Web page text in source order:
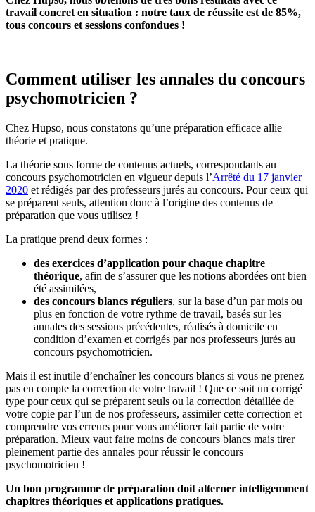
travail concret en situation : notre taux de réussite est de 85%,
tous concours et sessions confondues !
Comment utiliser les annales du concours
psychomotricien ?
Chez Hupso, nous constatons qu’une préparation efficace allie
théorie et pratique.
La théorie sous forme de contenus actuels, correspondants au
concours psychomotricien en vigueur depuis l’Arrêté du 17 janvier
2020 et rédigés par des professeurs jurés au concours. Pour ceux qui
se préparent seuls, attention donc à l’origine des contenus de
préparation que vous utilisez !
La pratique prend deux formes :
des exercices d’application pour chaque chapitre
théorique, afin de s’assurer que les notions abordées ont bien
été assimilées,
des concours blancs réguliers, sur la base d’un par mois ou
plus en fonction de votre rythme de travail, basés sur les
annales des sessions précédentes, réalisés à domicile en
condition d’examen et corrigés par nos professeurs jurés au
concours psychomotricien.
Mais il est inutile d’enchaîner les concours blancs si vous ne prenez
pas en compte la correction de votre travail ! Que ce soit un corrigé
type pour ceux qui se préparent seuls ou la correction détaillée de
votre copie par l’un de nos professeurs, assimiler cette correction et
comprendre vos erreurs pour vous améliorer fait partie de votre
préparation. Mieux vaut faire moins de concours blancs mais tirer
pleinement partie des annales pour réussir le concours
psychomotricien !
Un bon programme de préparation doit alterner intelligemment
chapitres théoriques et applications pratiques.